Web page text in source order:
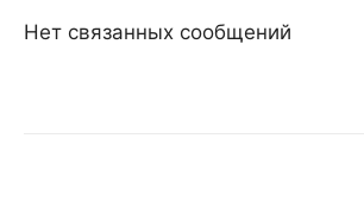
Нет связанных сообщений